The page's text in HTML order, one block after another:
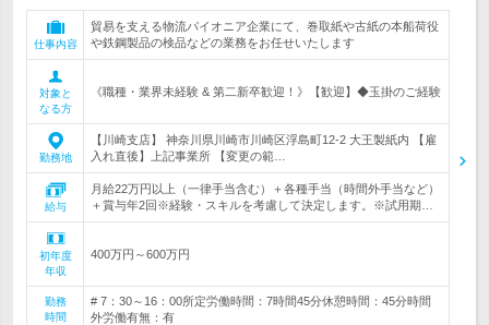
仕事内容
貿易を支える物流パイオニア企業にて、巻取紙や古紙の本船荷役
や鉄鋼製品の検品などの業務をお任せいたします
対象と
なる方
《職種・業界未経験 & 第二新卒歓迎！》【歓迎】◆玉掛のご経験
勤務地
【川崎支店】 神奈川県川崎市川崎区浮島町12-2 大王製紙内 【雇
入れ直後】上記事業所 【変更の範…
給与
月給22万円以上（一律手当含む）＋各種手当（時間外手当など）
＋賞与年2回※経験・スキルを考慮して決定します。※試用期…
初年度
年収
400万円～600万円
勤務
時間
# 7：30～16：00所定労働時間：7時間45分休憩時間：45分時間
外労働有無：有